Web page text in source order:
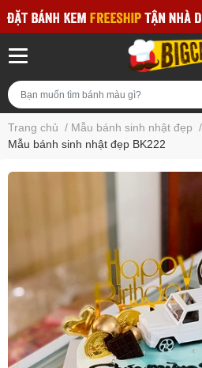
Trang chủ / Mẫu bánh sinh nhật đẹp /
Mẫu bánh sinh nhật đẹp BK222